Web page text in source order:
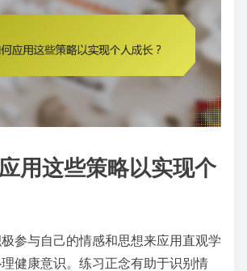
用这些策略以实现个
参与自己的情感和思想来应用直观学
健康意识。练习正念有助于识别情